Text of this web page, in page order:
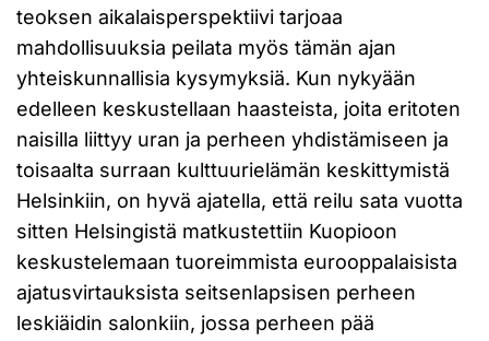
teoksen aikalaisperspektiivi tarjoaa
mahdollisuuksia peilata myös tämän ajan
yhteiskunnallisia kysymyksiä. Kun nykyään
edelleen keskustellaan haasteista, joita eritoten
naisilla liittyy uran ja perheen yhdistämiseen ja
toisaalta surraan kulttuurielämän keskittymistä
Helsinkiin, on hyvä ajatella, että reilu sata vuotta
sitten Helsingistä matkustettiin Kuopioon
keskustelemaan tuoreimmista eurooppalaisista
ajatusvirtauksista seitsenlapsisen perheen
leskiäidin salonkiin, jossa perheen pää